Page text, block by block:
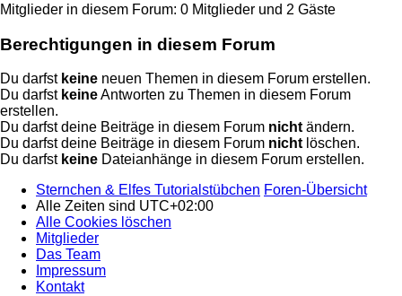
Mitglieder in diesem Forum: 0 Mitglieder und 2 Gäste
Berechtigungen in diesem Forum
Du darfst keine neuen Themen in diesem Forum erstellen.
Du darfst keineAntworten zu Themen in diesem Forum
erstellen.
Du darfst deine Beiträge in diesem Forum nichtändern.
Du darfst deine Beiträge in diesem Forum nichtlöschen.
Du darfst keine Dateianhänge in diesem Forum erstellen.
Sternchen & Elfes Tutorialstübchen Foren-Übersicht
Alle Zeiten sind UTC+02:00
Alle Cookies löschen
Mitglieder
Das Team
Impressum
Kontakt